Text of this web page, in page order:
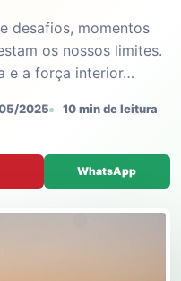
desafios, momentos
os nossos limites.
e a força interior…
2025 10 min de leitura
WhatsApp